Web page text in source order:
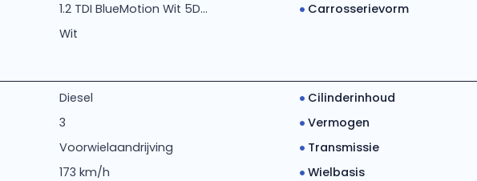
1.2 TDI BlueMotion Wit 5D... Carrosserievorm
Wit
Diesel Cilinderinhoud
3 Vermogen
Voorwielaandrijving Transmissie
173 km/h Wielbasis